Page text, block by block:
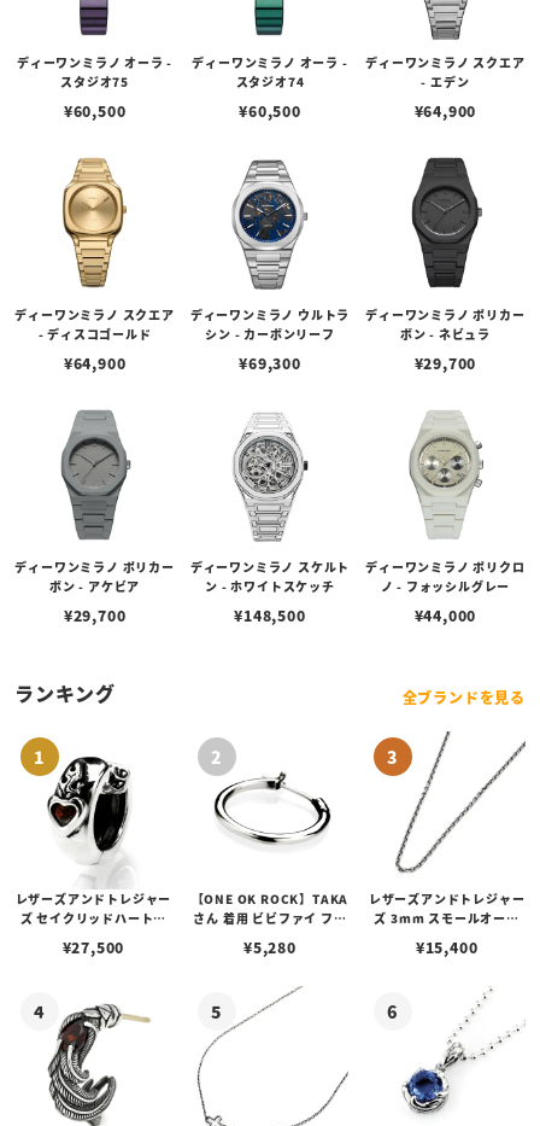
ディーワンミラノ オーラ -
スタジオ75
¥60,500
ディーワンミラノ オーラ -
スタジオ74
¥60,500
ディーワンミラノ スクエア
- エデン
¥64,900
ディーワンミラノ スクエア
- ディスコゴールド
¥64,900
ディーワンミラノ ウルトラ
シン - カーボンリーフ
¥69,300
ディーワンミラノ ポリカー
ボン - ネビュラ
¥29,700
ディーワンミラノ ポリカー
ボン - アケビア
¥29,700
ディーワンミラノ スケルト
ン - ホワイトスケッチ
¥148,500
ディーワンミラノ ポリクロ
ノ - フォッシルグレー
¥44,000
ランキング 全ブランドを見る
レザーズアンドトレジャー
ズ セイクリッドハートピ
¥27,500
【ONE OK ROCK】TAKA
さん 着用 ビビファイ フー
¥5,280
レザーズアンドトレジャー
ズ 3mm スモールオーバ
ブスタークラスプ＆LTロ
¥15,400